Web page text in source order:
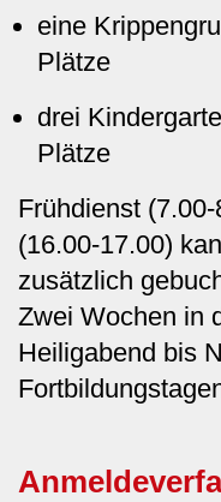
eine
Plätze
drei
Plätze
Frühdienst
(16.00-17.00)
zusätzlich
Zwei Wochen in
Heiligabend bis